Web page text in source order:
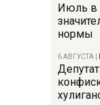
Июль в
нормы
6 АВГУСТА